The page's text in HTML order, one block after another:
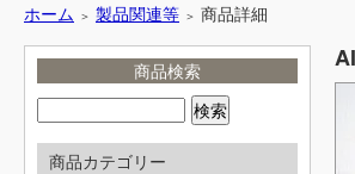
ホーム ＞ 製品関連等 ＞ 商品詳細
商品検索
商品カテゴリー